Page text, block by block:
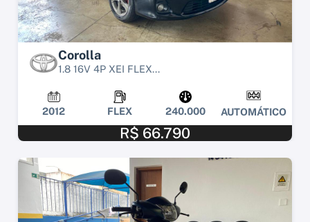
Corolla
1.8 16V 4P XEI FLEX...
2012 FLEX 240.000 AUTOMÁTICO
R$ 66.790